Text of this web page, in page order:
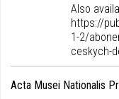
Also
https://
1-2/
ceskych-
Acta Musei Nationalis